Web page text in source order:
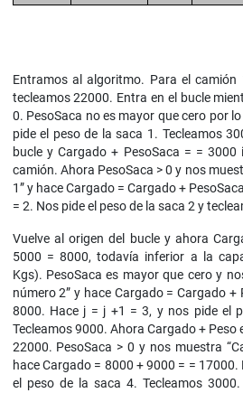
Entramos al algoritmo. Para el
tecleamos 22000. Entra en el bucle
0. PesoSaca no es mayor que cero por
pide el peso de la saca 1. Tecleamos
bucle y Cargado + PesoSaca = =
camión. Ahora PesoSaca > 0 y nos
1” y hace Cargado = Cargado +
= 2. Nos pide el peso de la saca 2 y
Vuelve al origen del bucle y ahora
5000 = 8000, todavía inferior a la
Kgs). PesoSaca es mayor que cero y
número 2” y hace Cargado = Cargado +
8000. Hace j = j +1 = 3, y nos pide el
Tecleamos 9000. Ahora Cargado + Peso
22000. PesoSaca > 0 y nos muestra
hace Cargado = 8000 + 9000 = = 17000.
el peso de la saca 4. Tecleamos